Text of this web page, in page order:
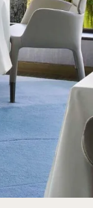
offers refined
where Chef
deep into